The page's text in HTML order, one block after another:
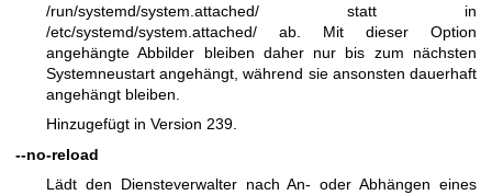
/run/systemd/system.attached/ statt in
/etc/systemd/system.attached/ ab. Mit dieser Option
angehängte Abbilder bleiben daher nur bis zum nächsten
Systemneustart angehängt, während sie ansonsten dauerhaft
angehängt bleiben.
Hinzugefügt in Version 239.
--no-reload
Lädt den Diensteverwalter nach An- oder Abhängen eines